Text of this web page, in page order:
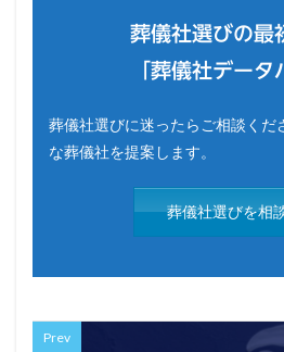
葬儀社選びの最
「葬儀社データ
葬儀社選びに迷ったらご相談くだ
な葬儀社を提案します。
葬儀社選びを相
Prev